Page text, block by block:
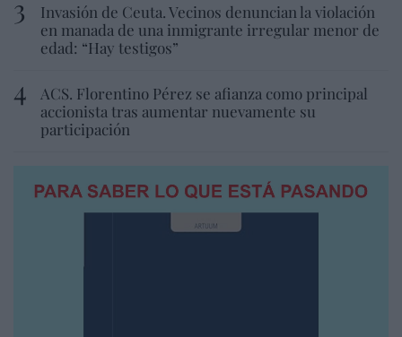
Invasión de Ceuta. Vecinos denuncian la violación
en manada de una inmigrante irregular menor de
edad: “Hay testigos”
ACS. Florentino Pérez se afianza como principal
accionista tras aumentar nuevamente su
participación